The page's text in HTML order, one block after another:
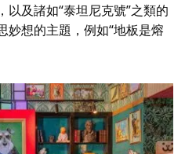
及諸如“泰坦尼克號”之類的
妙想的主題，例如“地板是熔